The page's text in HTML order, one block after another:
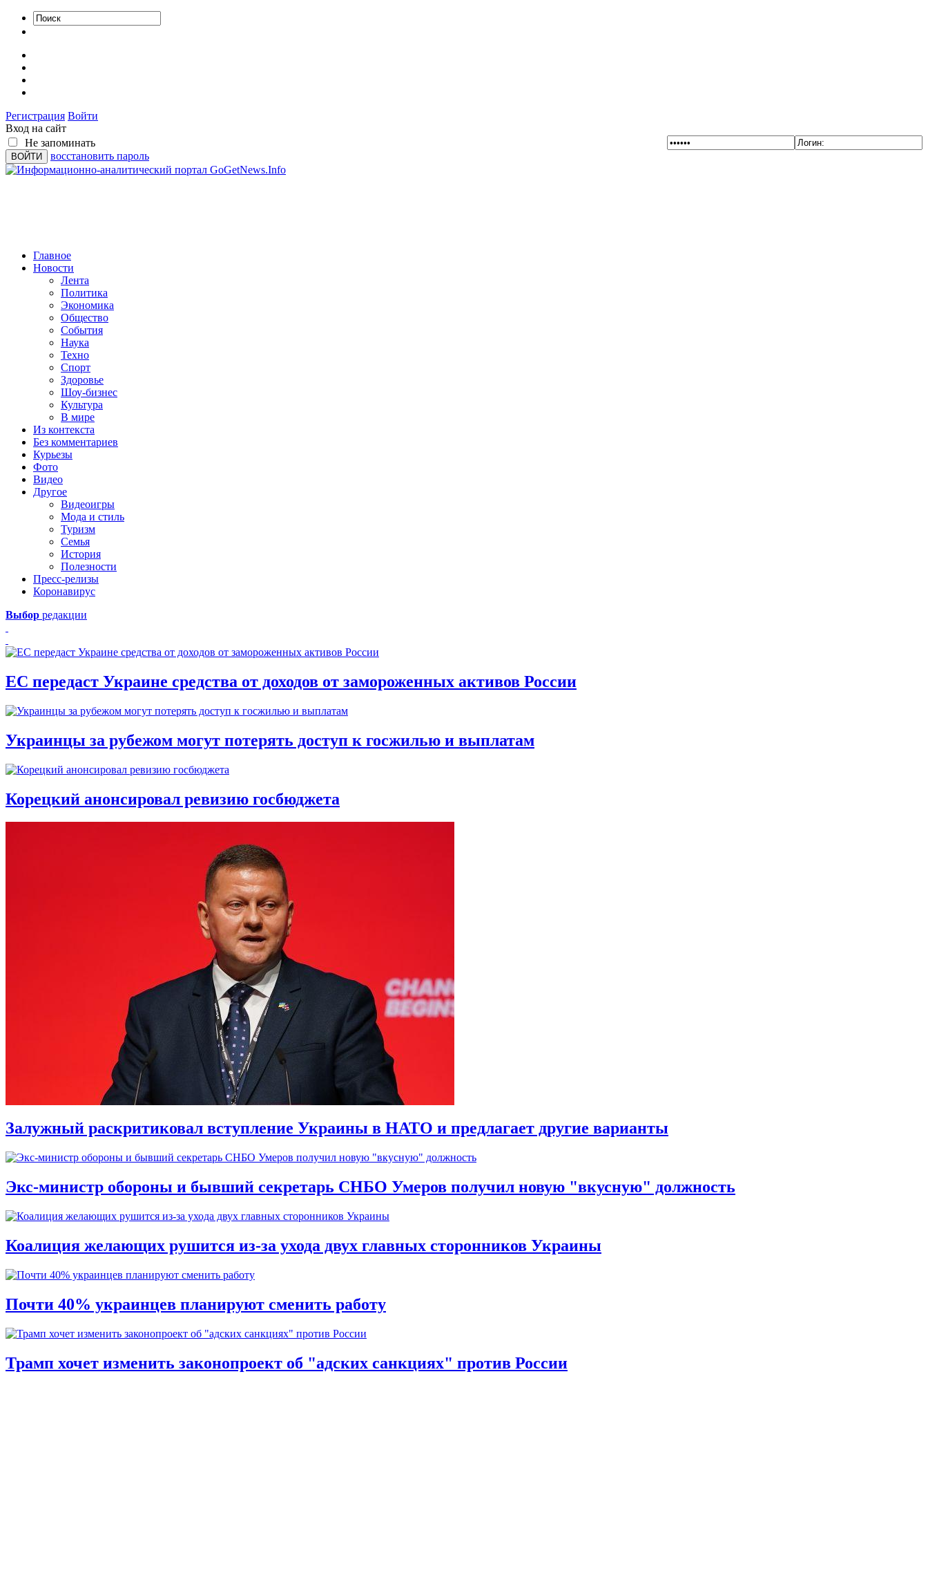
Регистрация Войти
Вход на сайт
Не запоминать
восстановить пароль
Главное
Новости
Лента
Политика
Экономика
Общество
События
Наука
Техно
Спорт
Здоровье
Шоу-бизнес
Культура
В мире
Из контекста
Без комментариев
Курьезы
Фото
Видео
Другое
Видеоигры
Мода и стиль
Туризм
Семья
История
Полезности
Пресс-релизы
Коронавирус
Выбор редакции
ЕС передаст Украине средства от доходов от замороженных активов России
Украинцы за рубежом могут потерять доступ к госжилью и выплатам
Корецкий анонсировал ревизию госбюджета
Залужный раскритиковал вступление Украины в НАТО и предлагает другие варианты
Экс-министр обороны и бывший секретарь СНБО Умеров получил новую "вкусную" должность
Коалиция желающих рушится из-за ухода двух главных сторонников Украины
Почти 40% украинцев планируют сменить работу
Трамп хочет изменить законопроект об "адских санкциях" против России